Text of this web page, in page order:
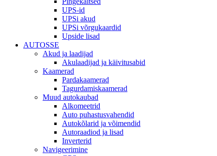
UPS-id
UPSi akud
UPSi võrgukaardid
Upside lisad
AUTOSSE
Akud ja laadijad
Akulaadijad ja käivitusabid
Kaamerad
Pardakaamerad
Tagurdamiskaamerad
Muud autokaubad
Alkomeetrid
Auto puhastusvahendid
Autokõlarid ja võimendid
Autoraadiod ja lisad
Inverterid
Navigeerimine